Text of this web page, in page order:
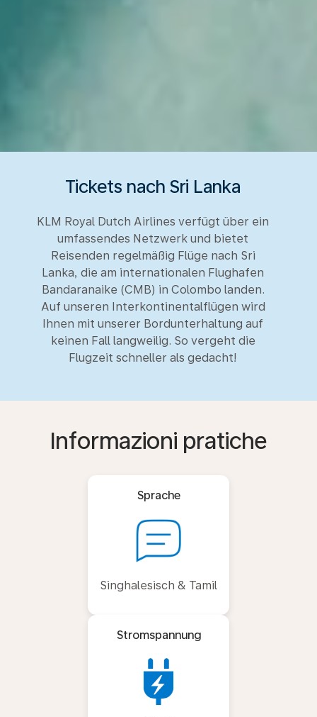
Tickets nach Sri Lanka
KLM Royal Dutch Airlines verfügt über ein
umfassendes Netzwerk und bietet
Reisenden regelmäßig Flüge nach Sri
Lanka, die am internationalen Flughafen
Bandaranaike (CMB) in Colombo landen.
Auf unseren Interkontinentalflügen wird
Ihnen mit unserer Bordunterhaltung auf
keinen Fall langweilig. So vergeht die
Flugzeit schneller als gedacht!
Informazioni pratiche
Sprache
Singhalesisch & Tamil
Stromspannung